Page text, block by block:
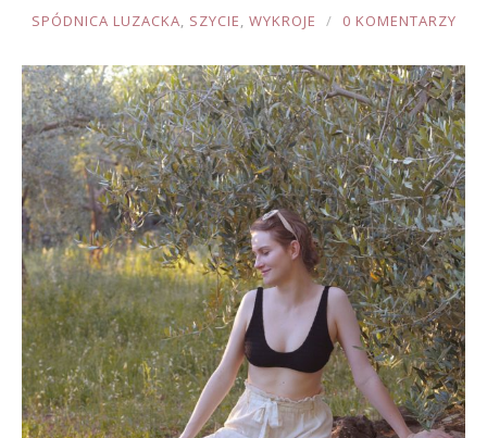
JOULE
SPÓDNICA LUZACKA, SZYCIE, WYKROJE 0 KOMENTARZY